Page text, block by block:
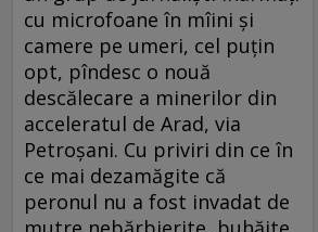
cu microfoane în mîini şi
camere pe umeri, cel puţin
opt, pîndesc o nouă
descălecare a minerilor din
acceleratul de Arad, via
Petroşani. Cu priviri din ce în
ce mai dezamăgite că
peronul nu a fost invadat de